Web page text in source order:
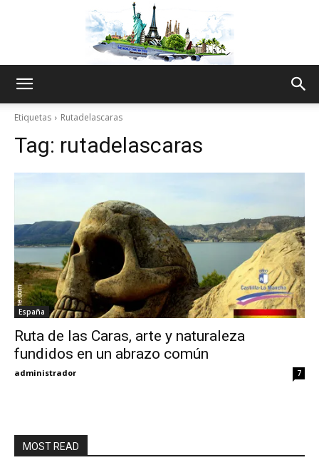
Thru
My
Eyes
Etiquetas Rutadelascaras
Tag: rutadelascaras
España
Ruta de las Caras, arte y naturaleza
fundidos en un abrazo común
administrador 7
MOST READ